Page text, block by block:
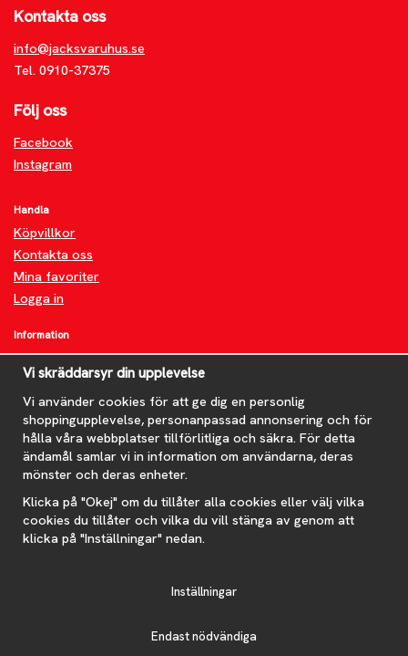
Kontakta oss
info@jacksvaruhus.se
Tel. 0910-37375
Följ oss
Facebook
Instagram
Handla
Köpvillkor
Kontakta oss
Mina favoriter
Logga in
Information
Om oss
FAQ
Nyheter
Nyhetsbrev
Om cookies
Prenumerera på nyhetsbrevet för våra bästa erbjudanden och
nyheter!
E-
postadress
Vi skräddarsyr din upplevelse
Vi använder cookies för att ge dig en personlig
shoppingupplevelse, personanpassad annonsering och för
hålla våra webbplatser tillförlitliga och säkra. För detta
ändamål samlar vi in information om användarna, deras
mönster och deras enheter.
Klicka på "Okej" om du tillåter alla cookies eller välj vilka
cookies du tillåter och vilka du vill stänga av genom att
klicka på "Inställningar" nedan.
Inställningar
Endast nödvändiga